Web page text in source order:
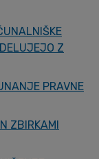
Z
PRAVNE
ZBIRKAMI